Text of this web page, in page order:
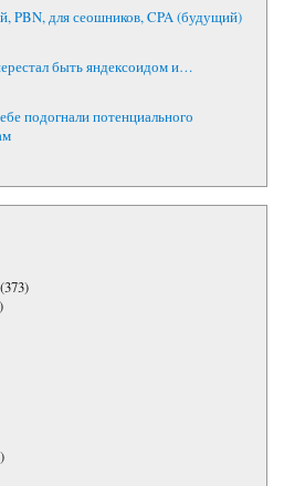
PBN, для сеошников, CPA (будущий)
быть яндексоидом и…
подогнали потенциального
(373)